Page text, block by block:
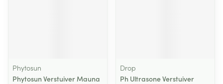
Phytosun
Phytosun Verstuiver Mauna
Drop
Ph Ultrasone Verstuiver